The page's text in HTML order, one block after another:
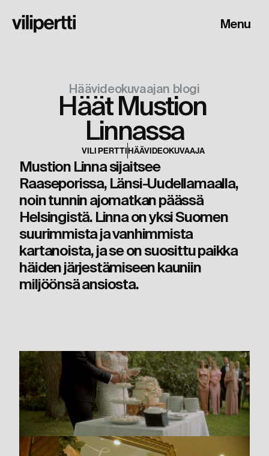
Menu
Häävideokuvaajan blogi
Häät Mustion
Linnassa
VILI PERTTIHÄÄVIDEOKUVAAJA
Mustion Linna sijaitsee
Raaseporissa, Länsi-Uudellamaalla,
noin tunnin ajomatkan päässä
Helsingistä. Linna on yksi Suomen
suurimmista ja vanhimmista
kartanoista, ja se on suosittu paikka
häiden järjestämiseen kauniin
miljöönsä ansiosta.